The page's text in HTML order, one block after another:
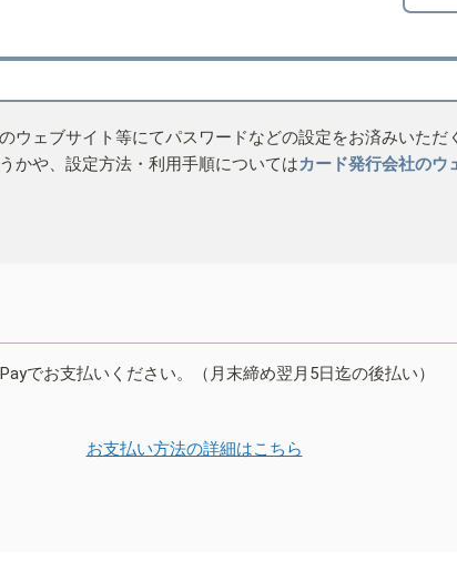
ウェブサイト等にてパスワードなどの設定をお済みいただ
かや、設定方法・利用手順についてはカード発行会社のウ
でお支払いください。（月末締め翌月5日迄の後払い）
お支払い方法の詳細はこちら